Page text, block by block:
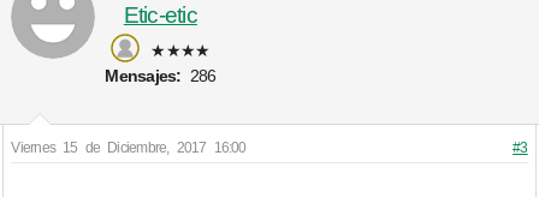
Etic-etic
★★★★
Mensajes: 286
Viernes 15 de Diciembre, 2017 16:00 #3